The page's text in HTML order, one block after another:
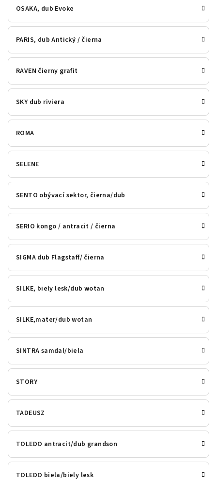
OSAKA, dub Evoke
PARIS, dub Antický / čierna
RAVEN čierny grafit
SKY dub riviera
ROMA
SELENE
SENTO obývací sektor, čierna/dub
SERIO kongo / antracit / čierna
SIGMA dub Flagstaff/ čierna
SILKE, biely lesk/dub wotan
SILKE,mater/dub wotan
SINTRA samdal/biela
STORY
TADEUSZ
TOLEDO antracit/dub grandson
TOLEDO biela/biely lesk